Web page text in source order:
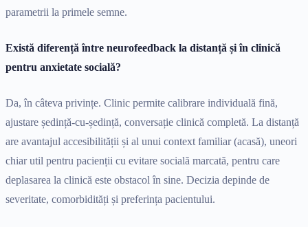
parametrii la primele semne.
Există diferență între neurofeedback la distanță și în clinică
pentru anxietate socială?
Da, în câteva privințe. Clinic permite calibrare individuală fină,
ajustare ședință-cu-ședință, conversație clinică completă. La distanță
are avantajul accesibilității și al unui context familiar (acasă), uneori
chiar util pentru pacienții cu evitare socială marcată, pentru care
deplasarea la clinică este obstacol în sine. Decizia depinde de
severitate, comorbidități și preferința pacientului.